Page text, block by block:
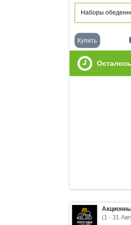
Наборы
Купить
Осталось
(1 - 31